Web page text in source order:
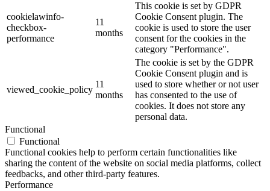
cookielawinfo-
checkbox-
performance
11
months
This cookie is set by GDPR
Cookie Consent plugin. The
cookie is used to store the user
consent for the cookies in the
category "Performance".
viewed_cookie_policy
11
months
The cookie is set by the GDPR
Cookie Consent plugin and is
used to store whether or not user
has consented to the use of
cookies. It does not store any
personal data.
Functional
Functional
Functional cookies help to perform certain functionalities like
sharing the content of the website on social media platforms, collect
feedbacks, and other third-party features.
Performance